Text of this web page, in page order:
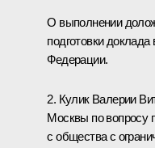
О выполнении
подготовки
Федерации.
2. Кулик Валерии
Москвы по вопросу
с общества с